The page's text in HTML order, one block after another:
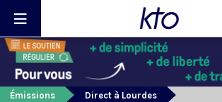
Émissions
Direct à Lourdes